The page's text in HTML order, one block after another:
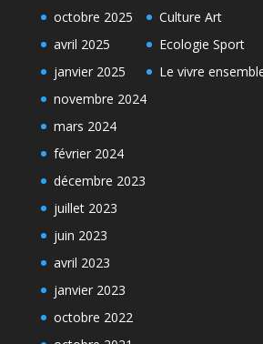
octobre 2025
avril 2025
janvier 2025
novembre 2024
mars 2024
février 2024
décembre 2023
juillet 2023
juin 2023
avril 2023
janvier 2023
octobre 2022
Culture Art
Ecologie Sport
Le vivre